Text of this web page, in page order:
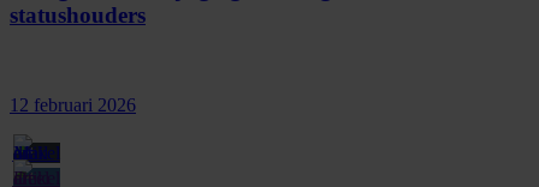
statushouders
12 februari 2026